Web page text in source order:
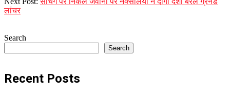
लांचर
Search
Search
Recent Posts